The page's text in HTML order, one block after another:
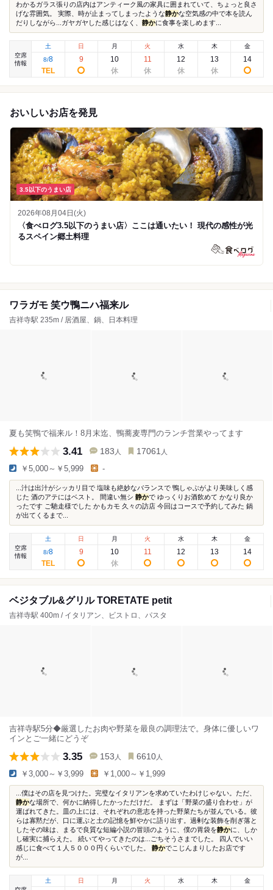
わかるガラス張りの店内はアンティーク風の家具に囲まれていて、ちょっと良さ
げな雰囲気。 実際、時が止まってしまったような静かな空気感の中で本を読ん
だりしながら...ガヤガヤした感じはなく、 静かに食事を楽しめます...
空席
情報
土
8/8
日
9
月
10
火
11
水
12
木
13
金
14
おいしいお店を発見
3.5以下のうまい店
2026年08月04日(火)
〈食べログ3.5以下のうまい店〉ここは通いたい！ 現代の感性が光
るスペイン郷土料理
ワラガモ 笑ウ鴨ニハ福来ル
吉祥寺駅 235m / 居酒屋、鍋、日本料理
夏も笑鴨で福来ル！8月末迄、鴨蕎麦専門のランチ営業やってます
3.41 183 人 17061 人
￥5,000～￥5,999 -
...汁は出汁がシッカリ目で 塩味も絶妙なバランスで 鴨しゃぶがより美味しく感
じた 酒のアテにはベスト。 間違い無シ 静かで ゆっくりお酒飲めて かなり良か
ったです ご馳走様でした かもカモ 久々の訪店 今回はコースで予約してみた 鍋
が出てくるまで...
空席
情報
土
8/8
日
9
月
10
火
11
水
12
木
13
金
14
ベジタブル&グリル TORETATE petit
吉祥寺駅 400m / イタリアン、ビストロ、パスタ
吉祥寺駅5分◆厳選したお肉や野菜を最良の調理法で。身体に優しいワ
インとご一緒にどうぞ
3.35 153 人 6610 人
￥3,000～￥3,999 ￥1,000～￥1,999
...僕はその店を見つけた。完璧なイタリアンを求めていたわけじゃない。ただ、
静かな場所で、何かに納得したかっただけだ。 まずは「野菜の盛り合わせ」が
運ばれてきた。皿の上には、それぞれの意志を持った野菜たちが並んでいる。彼
らは寡黙だが、口に運ぶと土の記憶を鮮やかに語り出す。過剰な装飾を削ぎ落と
したその味は、まるで良質な短編小説の冒頭のように、僕の胃袋を静かに、しか
し確実に捕らえた。 続いてやってきたのは...ごちそうさまでした。 四人でいい
感じに食べて１人５０００円くらいでした。 静かでこじんまりしたお店です
が...
土 日 月 火 水 木 金